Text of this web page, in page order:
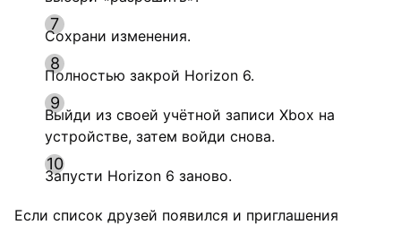
Сохрани изменения.
Полностью закрой Horizon 6.
Выйди из своей учётной записи Xbox на
устройстве, затем войди снова.
Запусти Horizon 6 заново.
Если список друзей появился и приглашения